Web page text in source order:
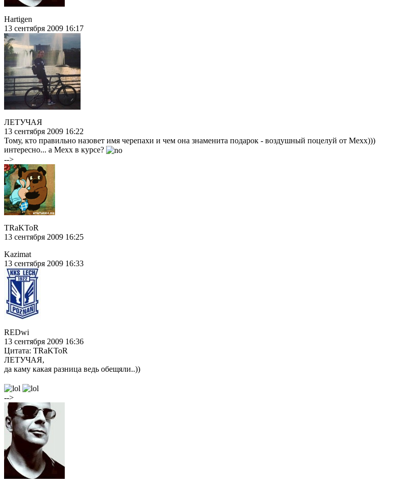
Hartigen
13 сентября 2009 16:17
ЛЕТУЧАЯ
13 сентября 2009 16:22
Тому, кто правильно назовет имя черепахи и чем она знаменита подарок - воздушный поцелуй от Mexx)))
интересно... а Mexx в курсе?
-->
TRaKToR
13 сентября 2009 16:25
Kazimat
13 сентября 2009 16:33
REDwi
13 сентября 2009 16:36
Цитата: TRaKToR
ЛЕТУЧАЯ,
да каму какая разница ведь обещяли..))
-->